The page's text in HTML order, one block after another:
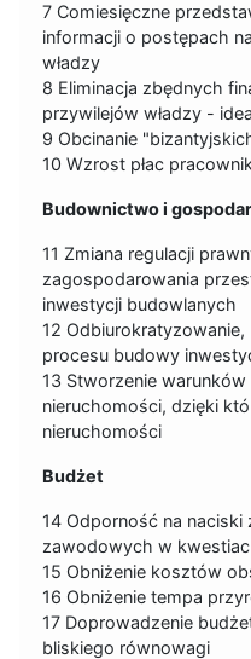
7 Comiesięczne
informacji o postępach
władzy
8 Eliminacja zbędnych
przywilejów władzy -
9 Obcinanie
10 Wzrost płac
Budownictwo i
11 Zmiana regulacji
zagospodarowania
inwestycji budowlanych
12
procesu budowy
13 Stworzenie
nieruchomości, dzięki
nieruchomości
Budżet
14 Odporność na
zawodowych w
15 Obniżenie kosztów
16 Obniżenie tempa
17 Doprowadzenie
bliskiego równowagi